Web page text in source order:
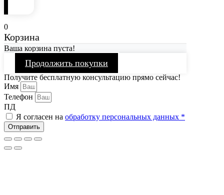
0
Корзина
Ваша корзина пуста!
Продолжить покупки
Получите бесплатную консультацию прямо сейчас!
Имя
Телефон
ПД
Я согласен на обработку персональных данных *
Отправить